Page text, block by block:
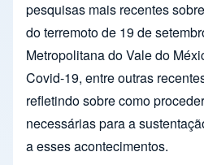
pesquisas mais recentes
do terremoto de 19 de
Metropolitana do Vale do
Covid-19, entre outras
refletindo sobre como
necessárias para a
a esses acontecimentos.